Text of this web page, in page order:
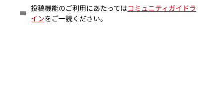
投稿機能のご利用にあたってはコミュニティガイドラ
インをご一読ください。